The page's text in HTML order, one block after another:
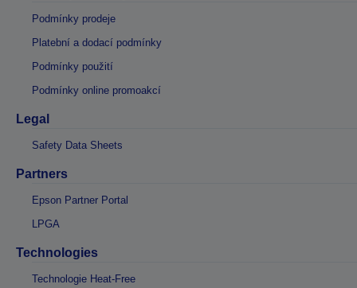
Podmínky prodeje
Platební a dodací podmínky
Podmínky použití
Podmínky online promoakcí
Legal
Safety Data Sheets
Partners
Epson Partner Portal
LPGA
Technologies
Technologie Heat-Free